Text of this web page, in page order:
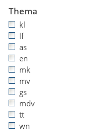
Thema
kl
lf
as
en
mk
mv
gs
mdv
tt
wn